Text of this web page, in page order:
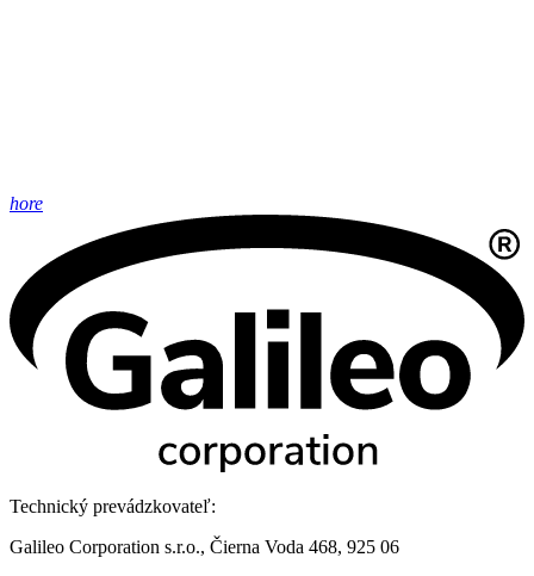
hore
Technický prevádzkovateľ:
Galileo Corporation s.r.o., Čierna Voda 468, 925 06